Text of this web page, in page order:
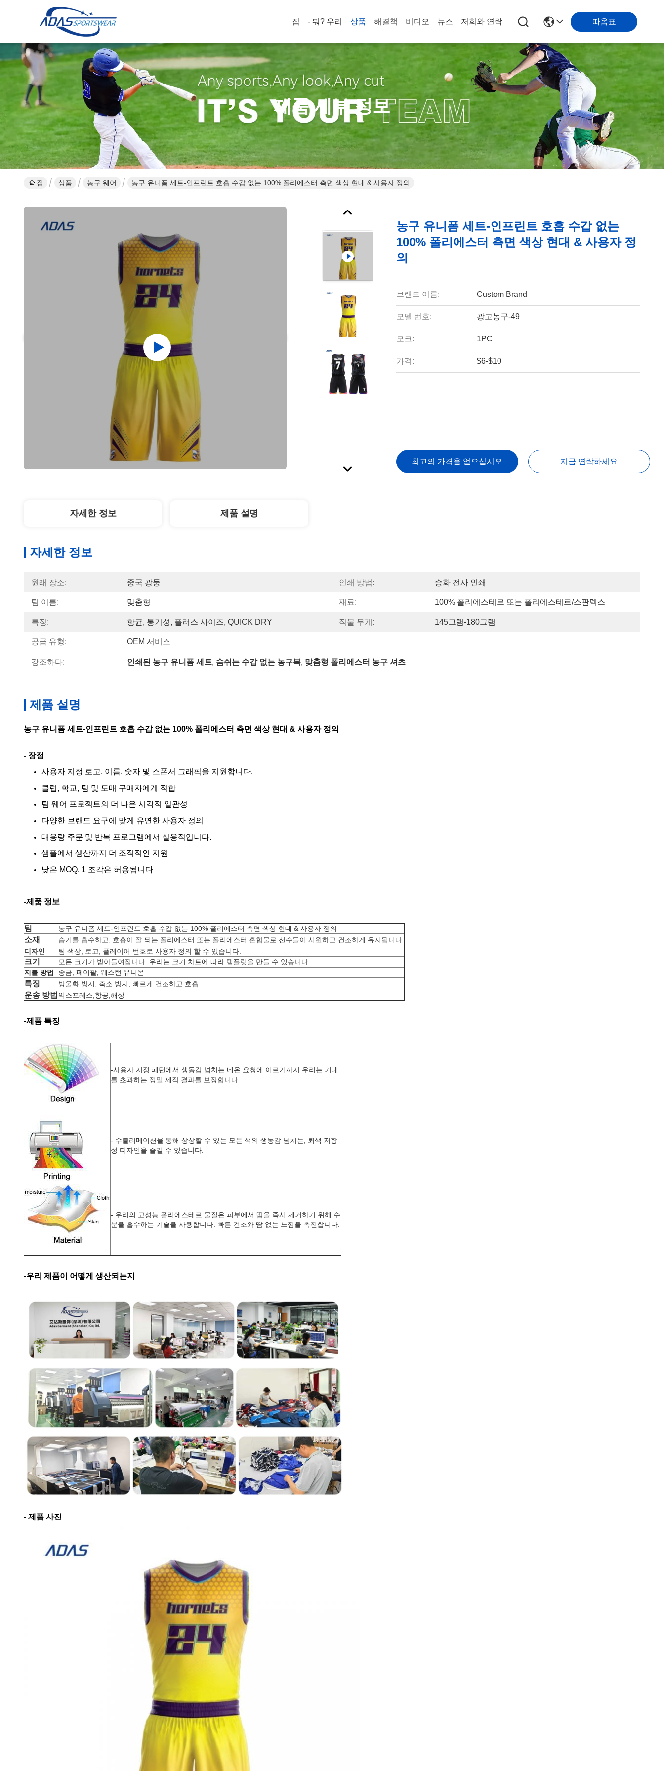
집 - 뭐? 우리 상품 해결책 비디오 뉴스 저희와 연락 따옴표
제품 세부 정보
집 상품 농구 웨어 농구 유니폼 세트-인프린트 호흡 수갑 없는 100% 폴리에스터 측면 색상 현대 & 사용자 정의
농구 유니폼 세트-인프린트 호흡 수갑 없는
100% 폴리에스터 측면 색상 현대 & 사용자 정
의
브랜드 이름: Custom Brand
모델 번호: 광고농구-49
모크: 1PC
가격: $6-$10
최고의 가격을 얻으십시오 지금 연락하세요
자세한 정보 제품 설명
자세한 정보
원래 장소: 중국 광둥 인쇄 방법: 승화 전사 인쇄
팀 이름: 맞춤형 재료: 100% 폴리에스테르 또는 폴리에스테르/스판덱스
특징: 항균, 통기성, 플러스 사이즈, QUICK DRY 직물 무게: 145그램-180그램
공급 유형: OEM 서비스
강조하다: 인쇄된 농구 유니폼 세트, 숨쉬는 수갑 없는 농구복, 맞춤형 폴리에스터 농구 셔츠
제품 설명
농구 유니폼 세트-인프린트 호흡 수갑 없는 100% 폴리에스터 측면 색상 현대 & 사용자 정의
- 장점
사용자 지정 로고, 이름, 숫자 및 스폰서 그래픽을 지원합니다.
클럽, 학교, 팀 및 도매 구매자에게 적합
팀 웨어 프로젝트의 더 나은 시각적 일관성
다양한 브랜드 요구에 맞게 유연한 사용자 정의
대용량 주문 및 반복 프로그램에서 실용적입니다.
샘플에서 생산까지 더 조직적인 지원
낮은 MOQ, 1 조각은 허용됩니다
-제품 정보
팀 농구 유니폼 세트-인프린트 호흡 수갑 없는 100% 폴리에스터 측면 색상 현대 & 사용자 정의
소재
습기를 흡수하고, 호흡이 잘 되는 폴리에스터 또는 폴리에스터 혼합물로 선수들이 시원하고 건조하게 유지됩니다.
디자인
팀 색상, 로고, 플레이어 번호로 사용자 정의 할 수 있습니다.
크기
모든 크기가 받아들여집니다. 우리는 크기 차트에 따라 템플릿을 만들 수 있습니다.
지불 방법
송금, 페이팔, 웨스턴 유니온
특징 방울화 방지, 축소 방지, 빠르게 건조하고 호흡
운송 방법 익스프레스,항공,해상
-제품 특징
-사용자 지정 패턴에서 생동감 넘치는 네온 요청에 이르기까지 우리는 기대
를 초과하는 정밀 제작 결과를 보장합니다.
- 수블리메이션을 통해 상상할 수 있는 모든 색의 생동감 넘치는, 퇴색 저항
성 디자인을 즐길 수 있습니다.
- 우리의 고성능 폴리에스테르 물질은 피부에서 땀을 즉시 제거하기 위해 수
분을 흡수하는 기술을 사용합니다. 빠른 건조와 땀 없는 느낌을 촉진합니다.
-우리 제품이 어떻게 생산되는지
- 제품 사진